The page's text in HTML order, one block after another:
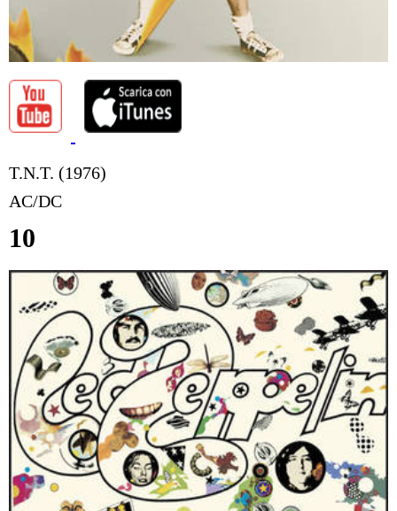
T.N.T. (1976)
AC/DC
10